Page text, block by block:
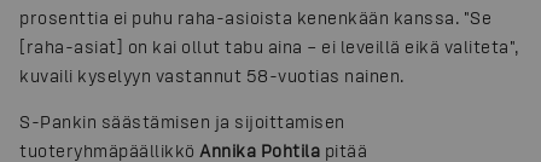
prosenttia ei puhu raha-asioista kenenkään kanssa. "Se
[raha-asiat] on kai ollut tabu aina – ei leveillä eikä valiteta",
kuvaili kyselyyn vastannut 58-vuotias nainen.
S-Pankin säästämisen ja sijoittamisen
tuoteryhmäpäällikkö Annika Pohtila pitää